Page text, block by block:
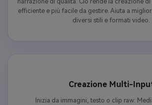
efficiente e più facile da gestire. Aiuta a
diversi stili e formati video.
Creazione Multi-
Inizia da immagini, testo o clip raw: